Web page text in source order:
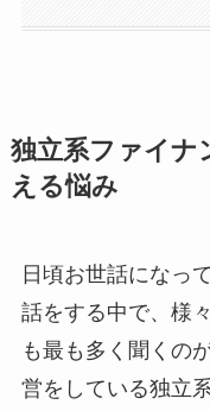
独立系ファイナ
える悩み
日頃お世話になっ
話をする中で、様
も最も多く聞くの
営をしている独立